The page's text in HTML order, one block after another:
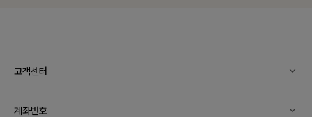
고객센터
계좌번호